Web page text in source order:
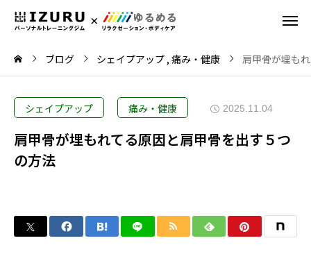
ブログ シェイプアップ 痛み・健康 肩甲骨が埋も
シェイプアップ 痛み・健康 2025.11.04
肩甲骨が埋もれてる原因と肩甲骨を出す５つ
の方法